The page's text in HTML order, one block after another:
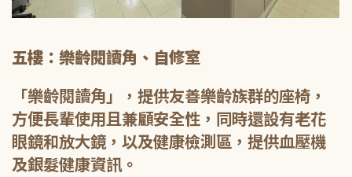
五樓：樂齡閱讀角、自修室
「樂齡閱讀角」，提供友善樂齡族群的座椅，
方便長輩使用且兼顧安全性，同時還設有老花
眼鏡和放大鏡，以及健康檢測區，提供血壓機
及銀髮健康資訊。